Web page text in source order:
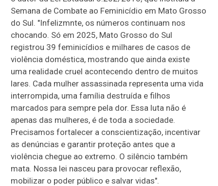
Semana de Combate ao Feminicídio em Mato Grosso
do Sul. "Infelizmnte, os números continuam nos
chocando. Só em 2025, Mato Grosso do Sul
registrou 39 feminicídios e milhares de casos de
violência doméstica, mostrando que ainda existe
uma realidade cruel acontecendo dentro de muitos
lares. Cada mulher assassinada representa uma vida
interrompida, uma família destruída e filhos
marcados para sempre pela dor. Essa luta não é
apenas das mulheres, é de toda a sociedade.
Precisamos fortalecer a conscientização, incentivar
as denúncias e garantir proteção antes que a
violência chegue ao extremo. O silêncio também
mata. Nossa lei nasceu para provocar reflexão,
mobilizar o poder público e salvar vidas".